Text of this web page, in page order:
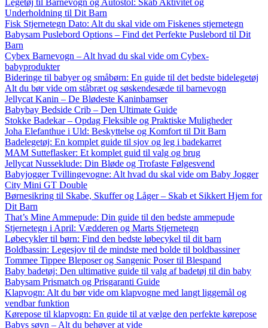
Underholdning til Dit Barn
Fisk Stjernetegn Dato: Alt du skal vide om Fiskenes stjernetegn
Babysam Puslebord Options – Find det Perfekte Puslebord til Dit
Barn
Cybex Barnevogn – Alt hvad du skal vide om Cybex-
babyprodukter
Bideringe til babyer og småbørn: En guide til det bedste bidelegetøj
Alt du bør vide om ståbræt og søskendesæde til barnevogn
Jellycat Kanin – De Blødeste Kaninbamser
Babybay Bedside Crib – Den Ultimate Guide
Stokke Badekar – Opdag Fleksible og Praktiske Muligheder
Joha Elefanthue i Uld: Beskyttelse og Komfort til Dit Barn
Badelegetøj: En komplet guide til sjov og leg i badekarret
MAM Sutteflasker: Et komplet guid til valg og brug
Jellycat Nusseklude: Din Bløde og Trofaste Følgesvend
Babyjogger Tvillingevogne: Alt hvad du skal vide om Baby Jogger
City Mini GT Double
Børnesikring til Skabe, Skuffer og Låger – Skab et Sikkert Hjem for
Dit Barn
That’s Mine Ammepude: Din guide til den bedste ammepude
Stjernetegn i April: Vædderen og Marts Stjernetegn
Løbecykler til børn: Find den bedste løbecykel til dit barn
Boldbassin: Legesjov til de mindste med bolde til boldbassiner
Tommee Tippee Bleposer og Sangenic Poser til Blespand
Baby badetøj: Den ultimative guide til valg af badetøj til din baby
Babysam Prismatch og Prisgaranti Guide
Klapvogn: Alt du bør vide om klapvogne med langt liggemål og
vendbar funktion
Kørepose til klapvogn: En guide til at vælge den perfekte kørepose
Babys søvn – Alt du behøver at vide